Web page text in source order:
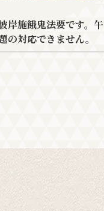
岸施餓鬼法要です。午
の対応できません。